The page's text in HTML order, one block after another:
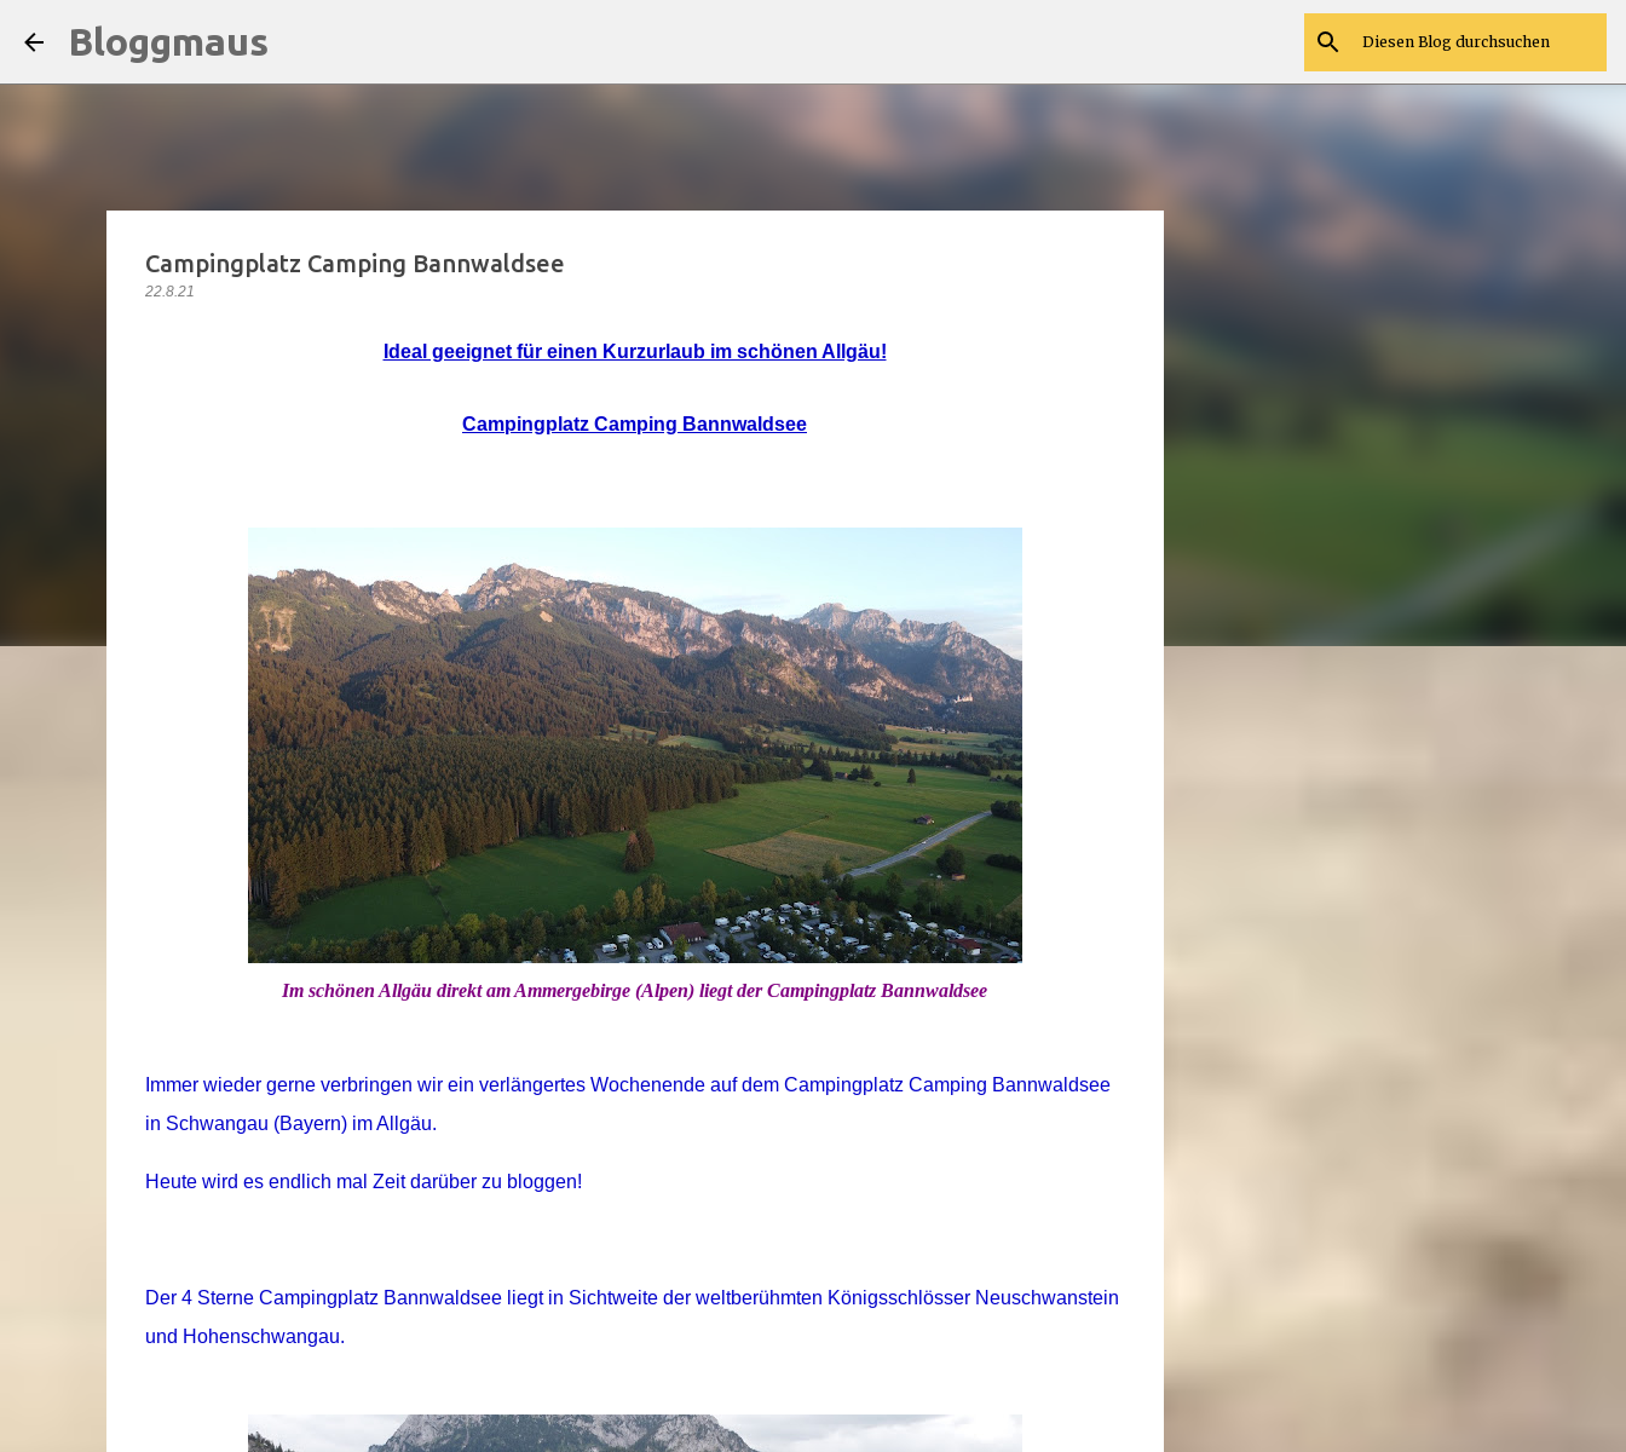
Bloggmaus
Campingplatz Camping Bannwaldsee
22.8.21
Ideal geeignet für einen Kurzurlaub im schönen Allgäu!
Campingplatz Camping Bannwaldsee
Im schönen Allgäu direkt am Ammergebirge (Alpen) liegt der Campingplatz Bannwaldsee
Immer wieder gerne verbringen wir ein verlängertes Wochenende auf dem Campingplatz Camping Bannwaldsee
in Schwangau (Bayern) im Allgäu.
Heute wird es endlich mal Zeit darüber zu bloggen!
Der 4 Sterne Campingplatz Bannwaldsee liegt in Sichtweite der weltberühmten Königsschlösser Neuschwanstein
und Hohenschwangau.